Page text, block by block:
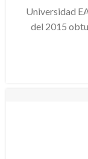
Universidad
del 2015